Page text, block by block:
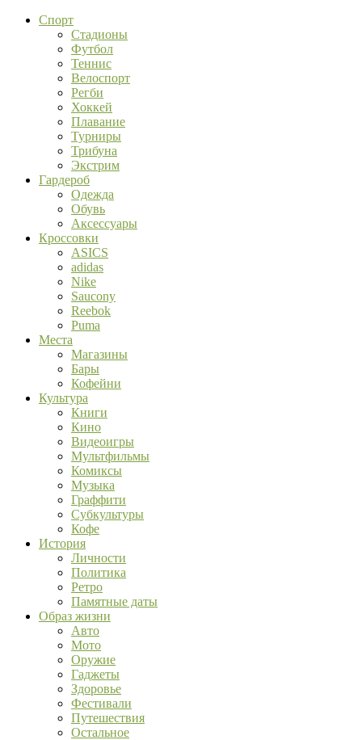
Спорт
Стадионы
Футбол
Теннис
Велоспорт
Регби
Хоккей
Плавание
Турниры
Трибуна
Экстрим
Гардероб
Одежда
Обувь
Аксессуары
Кроссовки
ASICS
adidas
Nike
Saucony
Reebok
Puma
Места
Магазины
Бары
Кофейни
Культура
Книги
Кино
Видеоигры
Мультфильмы
Комиксы
Музыка
Граффити
Субкультуры
Кофе
История
Личности
Политика
Ретро
Памятные даты
Образ жизни
Авто
Мото
Оружие
Гаджеты
Здоровье
Фестивали
Путешествия
Остальное